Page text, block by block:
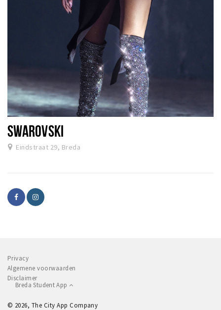
SWAROVSKI
Eindstraat 29, Breda
Privacy
Algemene voorwaarden
Disclaimer
Breda Student App
© 2026, The City App Company